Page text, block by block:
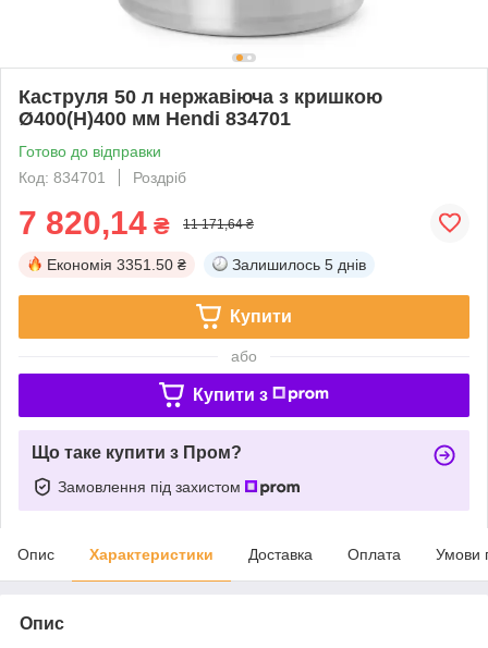
Каструля 50 л нержавіюча з кришкою
Ø400(Н)400 мм Hendi 834701
Готово до відправки
Код: 834701
Роздріб
7 820,14 ₴ 11 171,64 ₴
Економія 3351.50 ₴ Залишилось 5 днів
Купити
або
Купити з
Що таке купити з Пром?
Замовлення під захистом
Опис Характеристики Доставка Оплата Умови
Опис